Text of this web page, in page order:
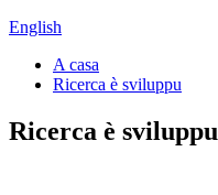
English
A casa
Ricerca è sviluppu
Ricerca è sviluppu